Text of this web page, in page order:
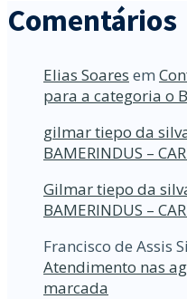
Comentários
Elias Soares em
para a categoria o
gilmar tiepo da
BAMERINDUS –
Gilmar tiepo da
BAMERINDUS –
Francisco de Assis
Atendimento nas
marcada